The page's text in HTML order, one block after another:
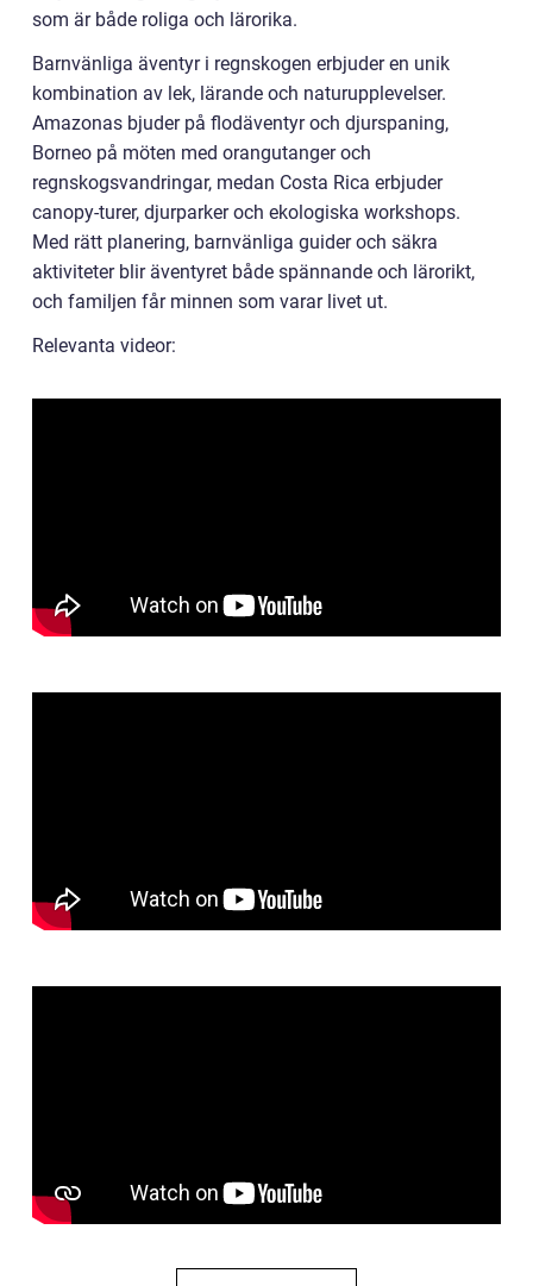
som är både roliga och lärorika.
Barnvänliga äventyr i regnskogen erbjuder en unik
kombination av lek, lärande och naturupplevelser.
Amazonas bjuder på flodäventyr och djurspaning,
Borneo på möten med orangutanger och
regnskogsvandringar, medan Costa Rica erbjuder
canopy-turer, djurparker och ekologiska workshops.
Med rätt planering, barnvänliga guider och säkra
aktiviteter blir äventyret både spännande och lärorikt,
och familjen får minnen som varar livet ut.
Relevanta videor: